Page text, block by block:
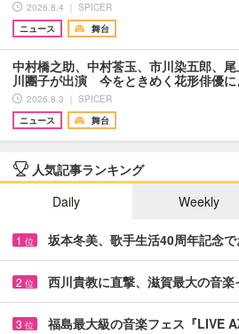
2026.8.4 ｜ SPICER
ニュース
舞台
中村橋之助、中村莟玉、市川染五郎、
川團子が出演 今をときめく花形俳優
2026.8.3 ｜ SPICER
ニュース
舞台
人気記事ランキング
Daily
Weekly
1 位 坂本冬美、歌手生活40周年記念
2 位 西川貴教に直撃、滋賀最大の音
3 位 福島最大級の音楽フェス『LIVE